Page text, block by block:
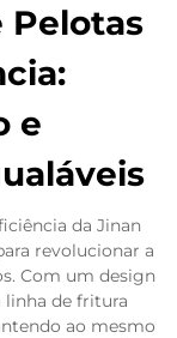
Pelotas
e
da Jinan
revolucionar a
Com um design
linha de fritura
ao mesmo